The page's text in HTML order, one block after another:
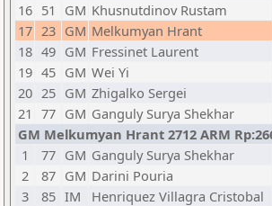
16 51 GM Khusnutdinov Rustam
17 23 GM Melkumyan Hrant
18 49 GM Fressinet Laurent
19 45 GM Wei Yi
20 25 GM Zhigalko Sergei
21 77 GM Ganguly Surya Shekhar
GM Melkumyan Hrant 2712 ARM
1
77 GM Ganguly Surya Shekhar
2
87 GM Darini Pouria
3
85 IM Henriquez Villagra Cristobal